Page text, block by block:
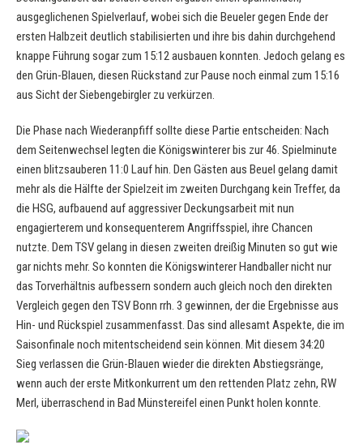
ausgeglichenen Spielverlauf, wobei sich die Beueler gegen Ende der
ersten Halbzeit deutlich stabilisierten und ihre bis dahin durchgehend
knappe Führung sogar zum 15:12 ausbauen konnten. Jedoch gelang es
den Grün-Blauen, diesen Rückstand zur Pause noch einmal zum 15:16
aus Sicht der Siebengebirgler zu verkürzen.
Die Phase nach Wiederanpfiff sollte diese Partie entscheiden: Nach
dem Seitenwechsel legten die Königswinterer bis zur 46. Spielminute
einen blitzsauberen 11:0 Lauf hin. Den Gästen aus Beuel gelang damit
mehr als die Hälfte der Spielzeit im zweiten Durchgang kein Treffer, da
die HSG, aufbauend auf aggressiver Deckungsarbeit mit nun
engagierterem und konsequenterem Angriffsspiel, ihre Chancen
nutzte. Dem TSV gelang in diesen zweiten dreißig Minuten so gut wie
gar nichts mehr. So konnten die Königswinterer Handballer nicht nur
das Torverhältnis aufbessern sondern auch gleich noch den direkten
Vergleich gegen den TSV Bonn rrh. 3 gewinnen, der die Ergebnisse aus
Hin- und Rückspiel zusammenfasst. Das sind allesamt Aspekte, die im
Saisonfinale noch mitentscheidend sein können. Mit diesem 34:20
Sieg verlassen die Grün-Blauen wieder die direkten Abstiegsränge,
wenn auch der erste Mitkonkurrent um den rettenden Platz zehn, RW
Merl, überraschend in Bad Münstereifel einen Punkt holen konnte.